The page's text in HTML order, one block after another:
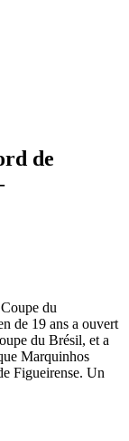
de
du
de 19 ans a ouvert
du Brésil, et a
Marquinhos
Figueirense. Un